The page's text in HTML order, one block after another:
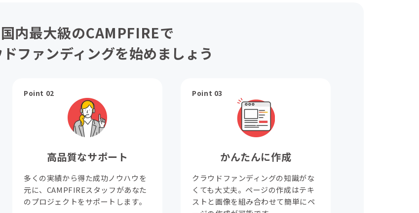
国内最大級のCAMPFIREで
ファンディングを始めましょう
Point 02
高品質なサポート
多くの実績から得た成功ノウハウを
元に、CAMPFIREスタッフがあなた
のプロジェクトをサポートします。
Point 03
かんたんに作成
クラウドファンディングの知識がな
くても大丈夫。ページの作成はテキ
ストと画像を組み合わせて簡単にペ